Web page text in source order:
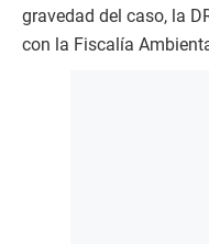
gravedad del caso, la
con la Fiscalía